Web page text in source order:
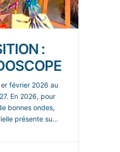
:
février 2026 au
En 2026, pour
bonnes ondes,
présente sur